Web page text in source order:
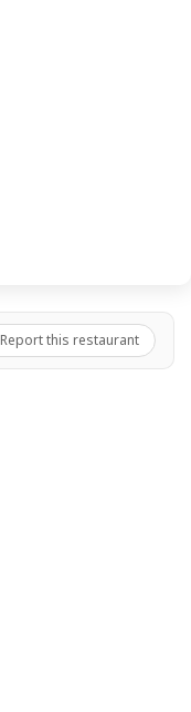
Report this restaurant